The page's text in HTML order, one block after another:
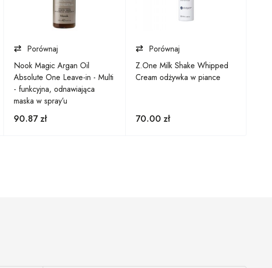
Porównaj
Nook Magic Argan Oil
Absolute One Leave-in - Multi
- funkcyjna, odnawiająca
maska w spray’u
90.87zł
Porównaj
Z.One Milk Shake Whipped
Cream odżywka w piance
70.00 zł